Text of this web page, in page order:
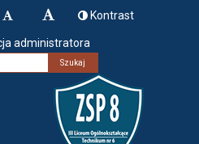
Kontrast
administratora